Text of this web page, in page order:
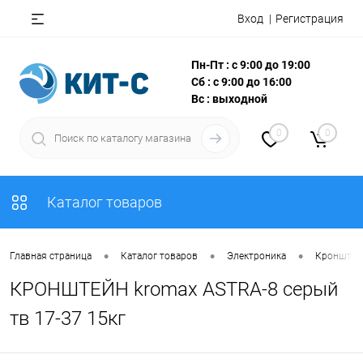
Вход Регистрация
Пн-Пт : с 9:00 до 19:00
Сб : с 9:00 до 16:00
Вс : выходной
0 0
Каталог товаров
Главная страница • Каталог товаров • Электроника •
КРОНШТЕЙН kromax ASTRA-8 серый
тв 17-37 15кг